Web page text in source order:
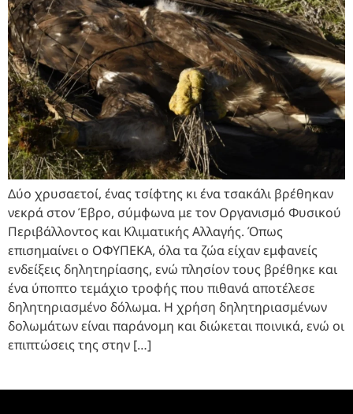
Δύο χρυσαετοί, ένας τσίφτης κι ένα τσακάλι βρέθηκαν
νεκρά στον Έβρο, σύμφωνα με τον Οργανισμό Φυσικού
Περιβάλλοντος και Κλιματικής Αλλαγής. Όπως
επισημαίνει ο ΟΦΥΠΕΚΑ, όλα τα ζώα είχαν εμφανείς
ενδείξεις δηλητηρίασης, ενώ πλησίον τους βρέθηκε και
ένα ύποπτο τεμάχιο τροφής που πιθανά αποτέλεσε
δηλητηριασμένο δόλωμα. Η χρήση δηλητηριασμένων
δολωμάτων είναι παράνομη και διώκεται ποινικά, ενώ οι
επιπτώσεις της στην […]